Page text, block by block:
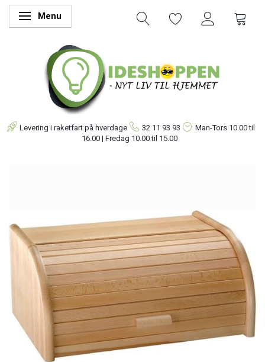
Skifte navigation
Menu
Levering i raketfart på hverdage 32 11 93 93 Man-Tors 10.00 til
16.00 | Fredag 10.00 til 15.00